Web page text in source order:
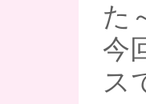
た
今
ス